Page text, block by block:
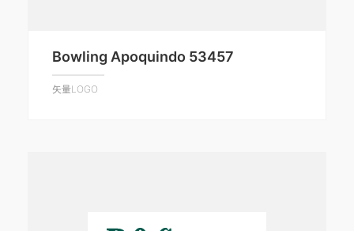
Bowling Apoquindo 53457
矢量LOGO